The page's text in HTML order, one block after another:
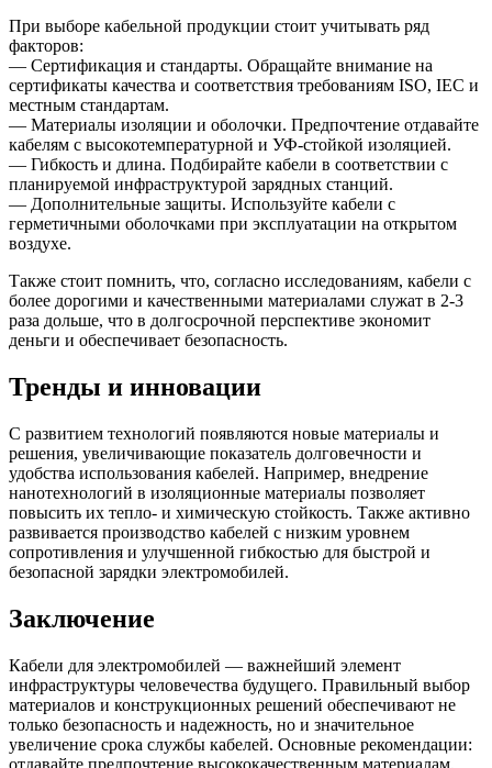
При выборе кабельной продукции стоит учитывать ряд
факторов:
— Сертификация и стандарты. Обращайте внимание на
сертификаты качества и соответствия требованиям ISO, IEC и
местным стандартам.
— Материалы изоляции и оболочки. Предпочтение отдавайте
кабелям с высокотемпературной и УФ-стойкой изоляцией.
— Гибкость и длина. Подбирайте кабели в соответствии с
планируемой инфраструктурой зарядных станций.
— Дополнительные защиты. Используйте кабели с
герметичными оболочками при эксплуатации на открытом
воздухе.
Также стоит помнить, что, согласно исследованиям, кабели с
более дорогими и качественными материалами служат в 2-3
раза дольше, что в долгосрочной перспективе экономит
деньги и обеспечивает безопасность.
Тренды и инновации
С развитием технологий появляются новые материалы и
решения, увеличивающие показатель долговечности и
удобства использования кабелей. Например, внедрение
нанотехнологий в изоляционные материалы позволяет
повысить их тепло- и химическую стойкость. Также активно
развивается производство кабелей с низким уровнем
сопротивления и улучшенной гибкостью для быстрой и
безопасной зарядки электромобилей.
Заключение
Кабели для электромобилей — важнейший элемент
инфраструктуры человечества будущего. Правильный выбор
материалов и конструкционных решений обеспечивают не
только безопасность и надежность, но и значительное
увеличение срока службы кабелей. Основные рекомендации:
отдавайте предпочтение высококачественным материалам,